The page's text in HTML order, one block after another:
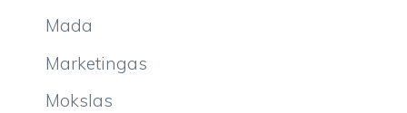
Mada
Marketingas
Mokslas